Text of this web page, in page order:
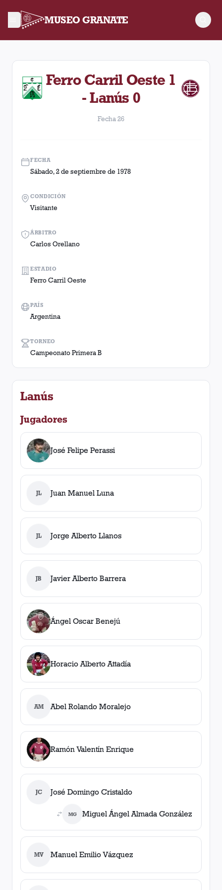
MUSEO GRANATE
Fecha 26. Partido entre Lanús y Ferro Carril Oeste
Ferro Carril Oeste 1
- Lanús 0
Fecha 26
FECHA
Sábado, 2 de septiembre de 1978
ÁRBITRO
Carlos Orellano
TORNEO
Campeonato Primera B
CONDICIÓN
Visitante
ESTADIO
Ferro Carril Oeste
PAÍS
Argentina
Lanús
Jugadores
José Felipe Perassi
JL Juan Manuel Luna
JL Jorge Alberto Llanos
JB Javier Alberto Barrera
Ángel Oscar Benejú
Horacio Alberto Attadía
AM Abel Rolando Moralejo
Ramón Valentín Enrique
JC José Domingo Cristaldo
MG Miguel Ángel Almada González
MV Manuel Emilio Vázquez